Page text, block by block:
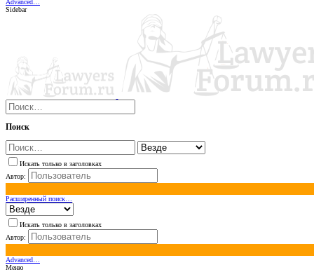
Advanced…
Sidebar
Поиск
Искать только в заголовках
Автор:
Расширенный поиск…
Искать только в заголовках
Автор:
Advanced…
Меню